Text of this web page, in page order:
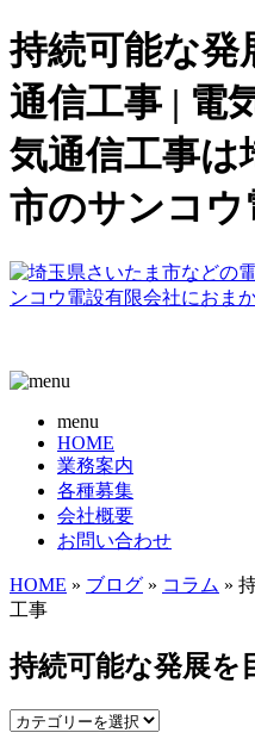
持続可能な発
通信工事 | 電
気通信工事は
市のサンコウ
menu
HOME
業務案内
各種募集
会社概要
お問い合わせ
HOME » ブログ » コラム »
工事
持続可能な発展を